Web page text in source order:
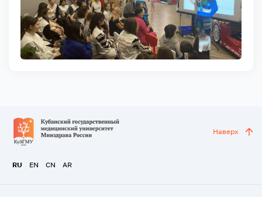
RU EN CN AR
Наверх